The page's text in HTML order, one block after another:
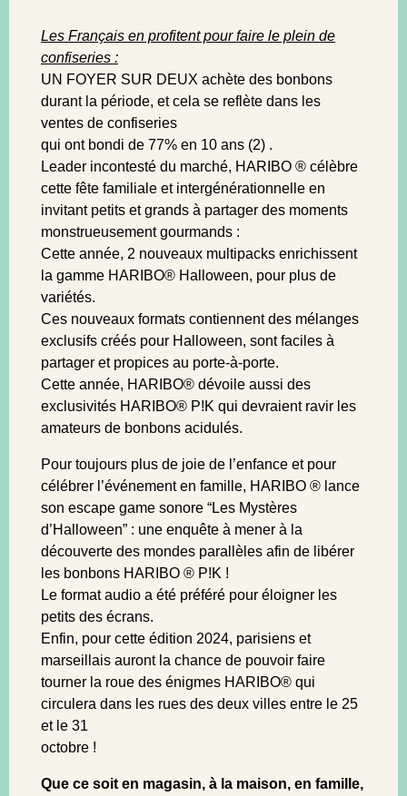
Les Français en profitent pour faire le plein de
confiseries :
UN FOYER SUR DEUX achète des bonbons
durant la période, et cela se reflète dans les
ventes de confiseries
qui ont bondi de 77% en 10 ans (2) .
Leader incontesté du marché, HARIBO ® célèbre
cette fête familiale et intergénérationnelle en
invitant petits et grands à partager des moments
monstrueusement gourmands :
Cette année, 2 nouveaux multipacks enrichissent
la gamme HARIBO® Halloween, pour plus de
variétés.
Ces nouveaux formats contiennent des mélanges
exclusifs créés pour Halloween, sont faciles à
partager et propices au porte-à-porte.
Cette année, HARIBO® dévoile aussi des
exclusivités HARIBO® P!K qui devraient ravir les
amateurs de bonbons acidulés.
Pour toujours plus de joie de l’enfance et pour
célébrer l’événement en famille, HARIBO ® lance
son escape game sonore “Les Mystères
d’Halloween” : une enquête à mener à la
découverte des mondes parallèles afin de libérer
les bonbons HARIBO ® P!K !
Le format audio a été préféré pour éloigner les
petits des écrans.
Enfin, pour cette édition 2024, parisiens et
marseillais auront la chance de pouvoir faire
tourner la roue des énigmes HARIBO® qui
circulera dans les rues des deux villes entre le 25
et le 31
octobre !
Que ce soit en magasin, à la maison, en famille,